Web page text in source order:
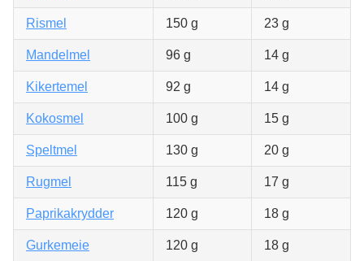
Rismel 150 g 23 g
Mandelmel 96 g 14 g
Kikertemel 92 g 14 g
Kokosmel 100 g 15 g
Speltmel 130 g 20 g
Rugmel 115 g 17 g
Paprikakrydder 120 g 18 g
Gurkemeie 120 g 18 g